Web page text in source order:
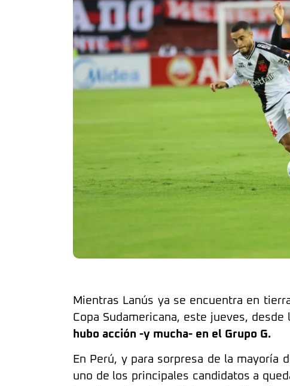
Mientras Lanús ya se encuentra en
Copa Sudamericana, este jueves,
hubo acción -y mucha- en el Grupo G.
En Perú, y para sorpresa de la mayoría
uno de los principales candidatos a